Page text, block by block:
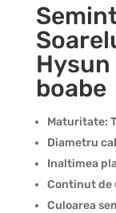
Hysun
boabe
Maturitate:
Diametru
Inaltimea
Continut de
Culoarea